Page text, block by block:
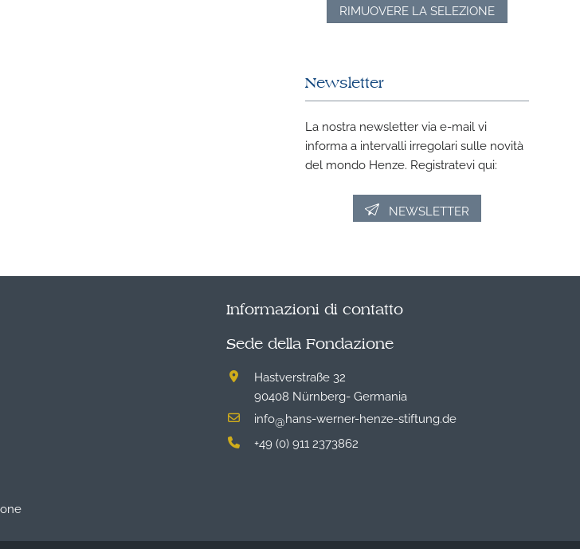
RIMUOVERE LA SELEZIONE
Newsletter
La nostra newsletter via e-mail vi
informa a intervalli irregolari sulle novità
del mondo Henze. Registratevi qui:
NEWSLETTER
Informazioni di contatto
Sede della Fondazione
Hastverstraße 32
90408 Nürnberg- Germania
info@hans-werner-henze-stiftung.de
+49 (0) 911 2373862